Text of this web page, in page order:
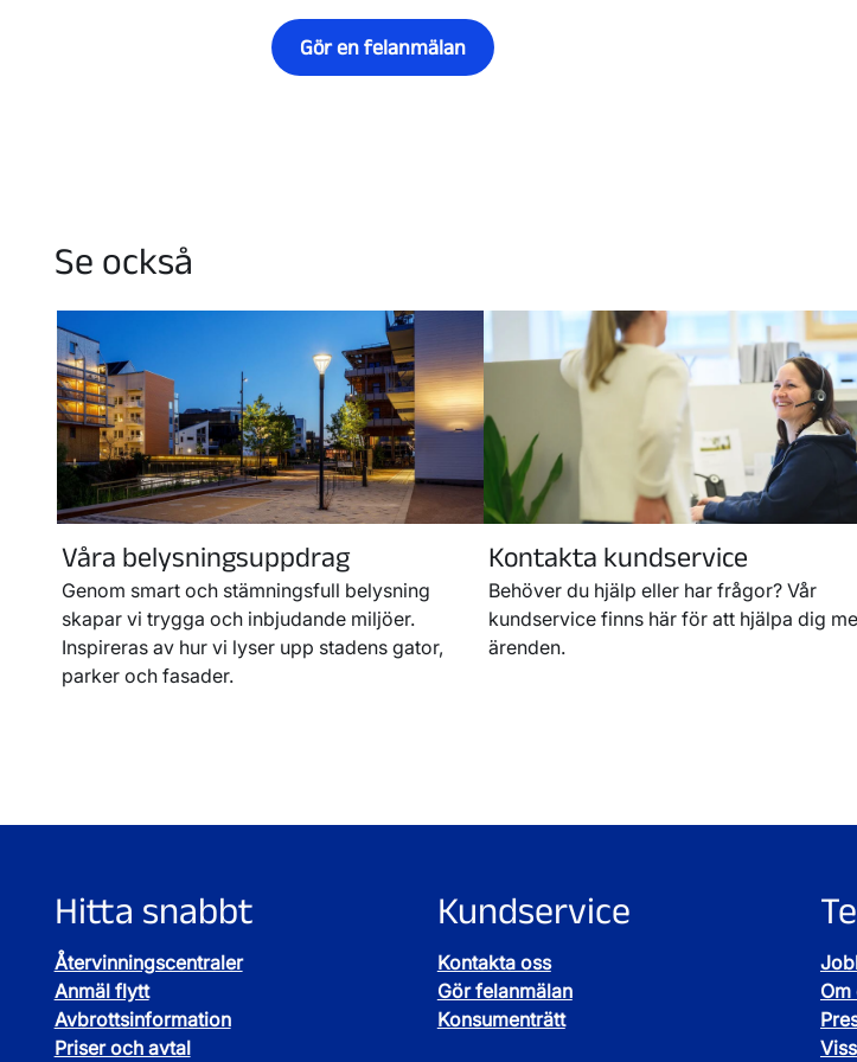
Gör en felanmälan
Se också
Våra belysningsuppdrag
Genom smart och stämningsfull belysning
skapar vi trygga och inbjudande miljöer.
Inspireras av hur vi lyser upp stadens gator,
parker och fasader.
Kontakta kundservice
Behöver du hjälp eller har frågor? Vår
kundservice finns här för att hjälpa dig
ärenden.
Hitta snabbt
Återvinningscentraler
Anmäl flytt
Avbrottsinformation
Priser och avtal
Kundservice
Kontakta oss
Gör felanmälan
Konsumenträtt
Om